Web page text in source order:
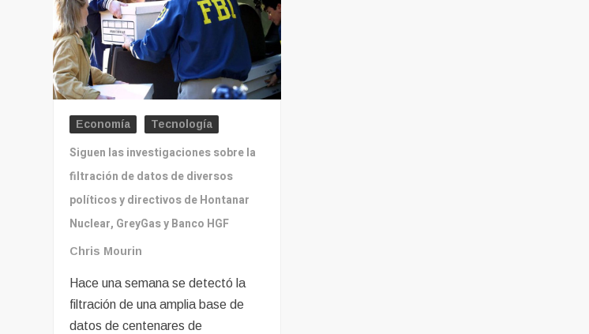
Economía Tecnología
Siguen las investigaciones sobre la
filtración de datos de diversos
políticos y directivos de Hontanar
Nuclear, GreyGas y Banco HGF
Chris Mourin
Hace una semana se detectó la
filtración de una amplia base de
datos de centenares de